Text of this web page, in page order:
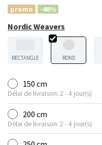
promo -40%
Nordic Weavers
RECTANGLE ROND
150 cm
Délai de livraison: 2 - 4 jour(s)
200 cm
Délai de livraison: 2 - 4 jour(s)